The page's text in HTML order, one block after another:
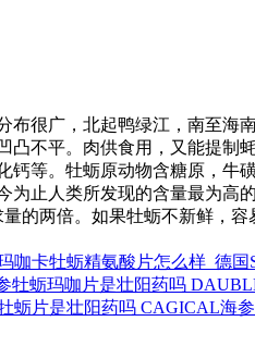
很广，北起鸭绿江，南至
不平。肉供食用，又能提制
等。牡蛎原动物含糖原，牛
止人类所发现的含量最为高
的两倍。如果牡蛎不新鲜，容
咖卡牡蛎精氨酸片怎么样 德
牡蛎玛咖片是壮阳药吗
蛎片是壮阳药吗 CAGICAL海